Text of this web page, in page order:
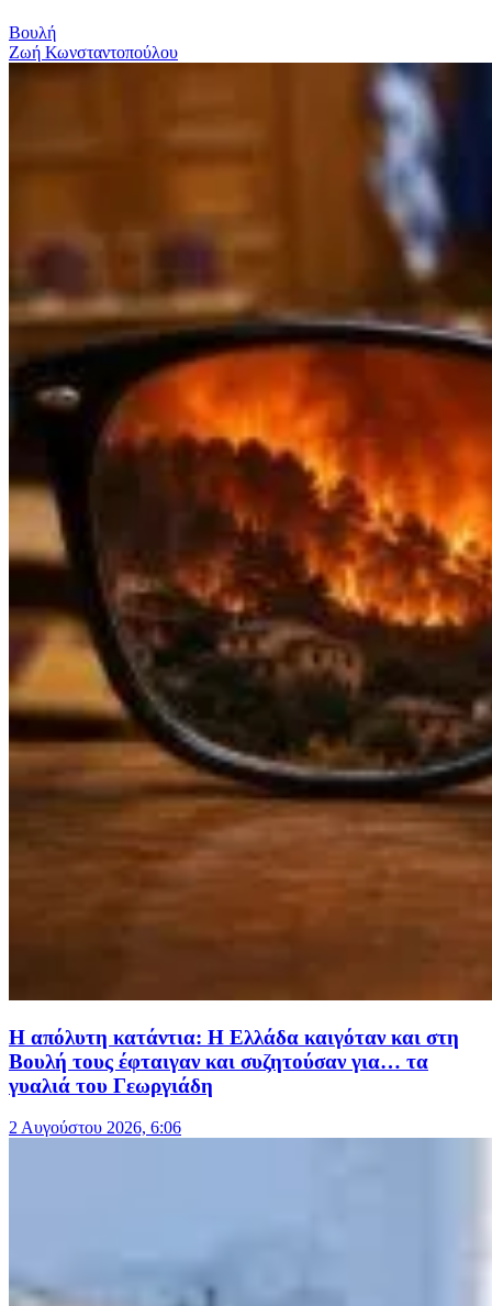
Βουλή
Ζωή Κωνσταντοπούλου
Η απόλυτη κατάντια: Η Ελλάδα καιγόταν και στη
Βουλή τους έφταιγαν και συζητούσαν για… τα
γυαλιά του Γεωργιάδη
2 Αυγούστου 2026, 6:06